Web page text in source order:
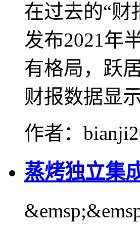
在过去的“财
发布2021年
有格局，跃
财报数据显
作者：bianji
蒸烤独立集